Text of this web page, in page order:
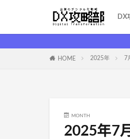
DX
HOME 2025年 7
MONTH
2025年7